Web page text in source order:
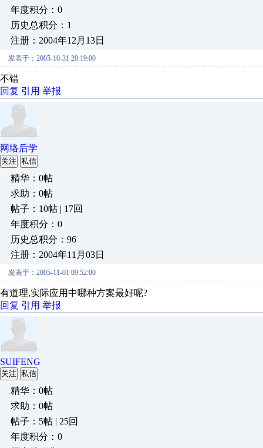
年度积分：0
历史总积分：1
注册：2004年12月13日
发表于：2005-10-31 20:19:00
不错
回复 引用 举报
网络后学
关注 私信
精华：0帖
求助：0帖
帖子：10帖 | 17回
年度积分：0
历史总积分：96
注册：2004年11月03日
发表于：2005-11-01 09:52:00
有道理,实际应用中哪种方案最好呢?
回复 引用 举报
SUIFENG
关注 私信
精华：0帖
求助：0帖
帖子：5帖 | 25回
年度积分：0